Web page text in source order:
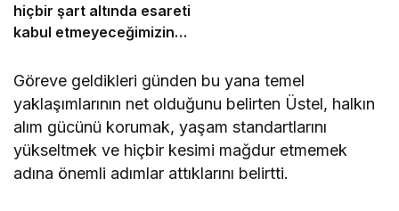
hiçbir şart altında esareti
kabul etmeyeceğimizin
Göreve geldikleri günden bu yana temel
yaklaşımlarının net olduğunu belirten Üstel, halkın
alım gücünü korumak, yaşam standartlarını
yükseltmek ve hiçbir kesimi mağdur etmemek
adına önemli adımlar attıklarını belirtti.